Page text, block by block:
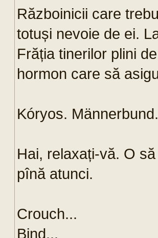
Războinicii care
totuși nevoie de ei.
Frăția tinerilor plini
hormon care să
Kóryos.
Hai, relaxați-vă. O
pînă atunci.
Crouch...
Bind...